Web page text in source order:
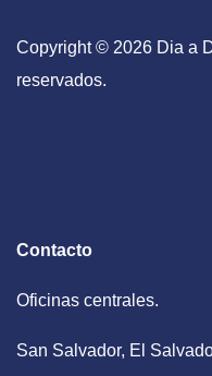
Copyright © 2026 Dia a
reservados.
Contacto
Oficinas centrales.
San Salvador, El